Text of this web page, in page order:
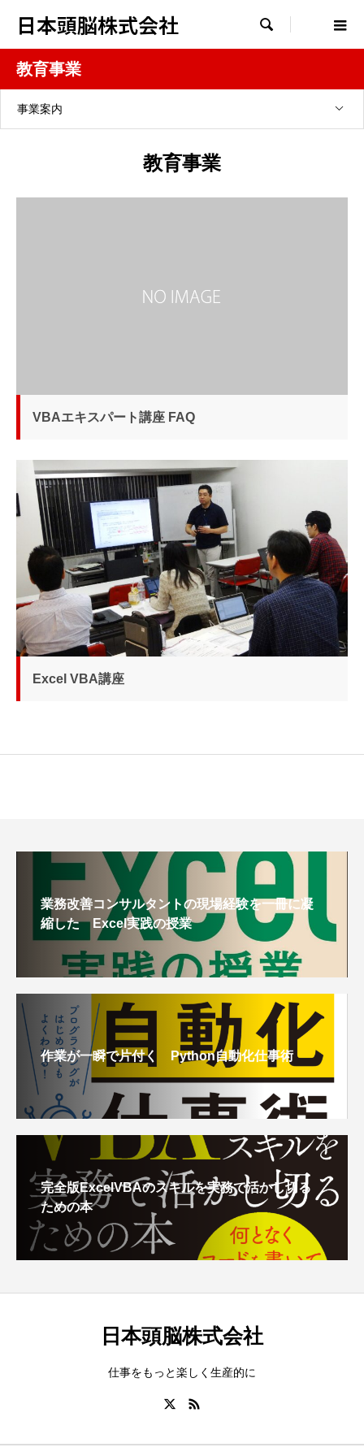
日本頭脳株式会社 
教育事業
事業案内
教育事業
VBAエキスパート講座 FAQ
Excel VBA講座
業務改善コンサルタントの現場経験を一冊に凝
縮した Excel実践の授業
作業が一瞬で片付く Python自動化仕事術
完全版ExcelVBAのスキルを実務で活かし切る
ための本
日本頭脳株式会社
仕事をもっと楽しく生産的に